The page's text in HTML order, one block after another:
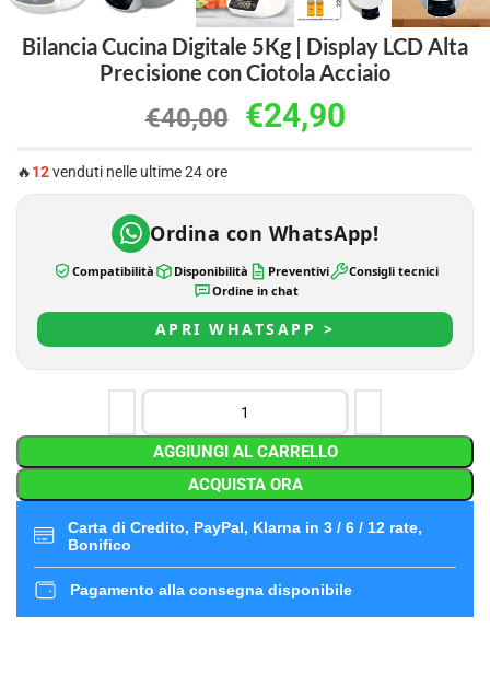
Bilancia Cucina Digitale 5Kg | Display LCD Alta
Precisione con Ciotola Acciaio
€40,00 €24,90
🔥12venduti nelle ultime 24 ore
Ordina con WhatsApp!
Compatibilità Disponibilità Preventivi
Consigli tecnici
Ordine in chat
APRI WHATSAPP >
AGGIUNGI AL CARRELLO
ACQUISTA ORA
Carta di Credito, PayPal, Klarna in 3 / 6 / 12 rate,
Bonifico
Pagamento alla consegna disponibile